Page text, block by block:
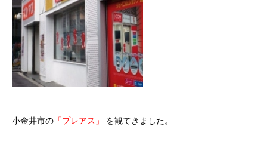
小金井市の 「プレアス」 を観てきました。